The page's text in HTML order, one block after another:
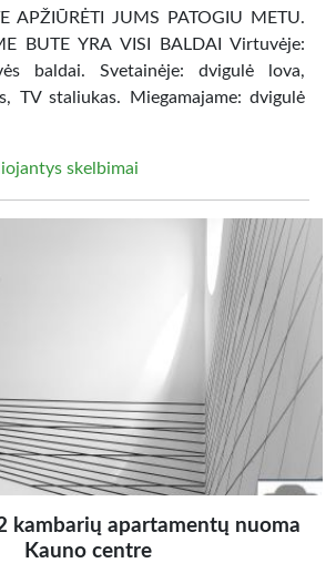
APŽIŪRĖTI JUMS PATOGIU METU.
BUTE YRA VISI BALDAI Virtuvėje:
baldai. Svetainėje: dvigulė lova,
TV staliukas. Miegamajame: dvigulė
skelbimai
kambarių apartamentų nuoma
Kauno centre